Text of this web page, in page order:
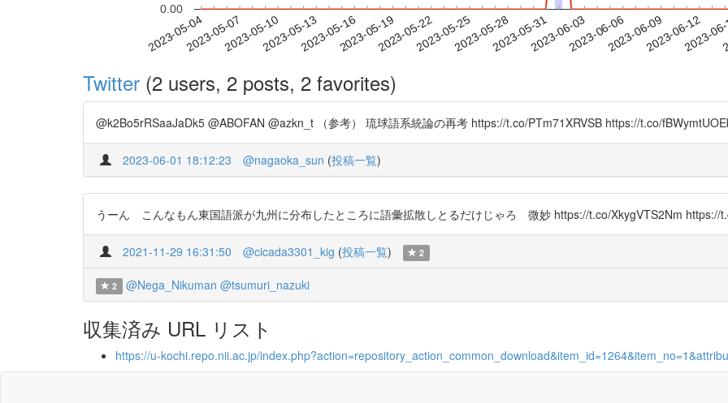
2023-05-042023-05-072023-05-102023-05-132023-05-162023-05-192023-05-222023-05-252023-05-282023-05-312023-06-032023-06-062023-06-092023-06-12
2023-
0.00
Twitter (2 users, 2 posts, 2 favorites)
@k2Bo5rRSaaJaDk5 @ABOFAN @azkn_t （参考） 琉球語系統論の再考 https://t.co/PTm71XRVSB https://t.co/
2023-06-01 18:12:23 @nagaoka_sun (投稿一覧)
うーん こんなもん東国語派が九州に分布したところに語彙拡散しとるだけじゃろ 微妙 https://t.co/XkygVTS2Nm https://
2021-11-29 16:31:50 @cicada3301_kig (投稿一覧) 2
2 @Nega_Nikuman @tsumuri_nazuki
収集済み URL リスト
https://u-kochi.repo.nii.ac.jp/